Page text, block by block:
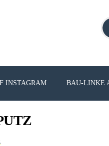
INSTAGRAM BAU-LINKE